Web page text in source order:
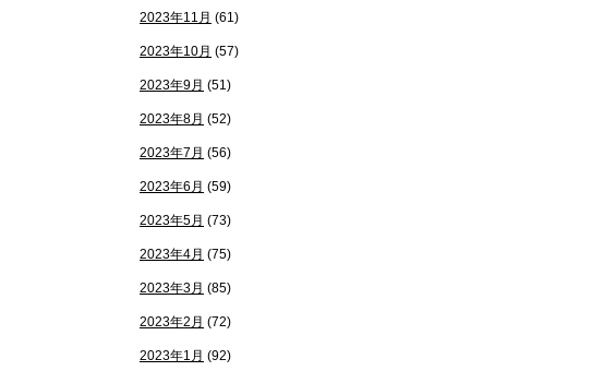
2023年11月 (61)
2023年10月 (57)
2023年9月 (51)
2023年8月 (52)
2023年7月 (56)
2023年6月 (59)
2023年5月 (73)
2023年4月 (75)
2023年3月 (85)
2023年2月 (72)
2023年1月 (92)